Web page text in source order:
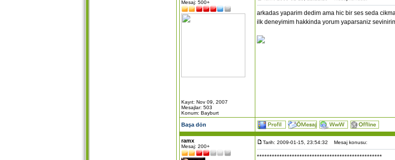
Mesaj: 500+
Kayıt: Nov 09, 2007
Mesajlar: 503
Konum: Bayburt
arkadas yaparim dedim ama hic bir ses seda
ilk deneyimim hakkinda yorum yaparsaniz
Başa dön
ramx
Mesaj: 200+
Tarih: 2009-01-15, 23:54:32 Mesaj konusu:
**************************************************